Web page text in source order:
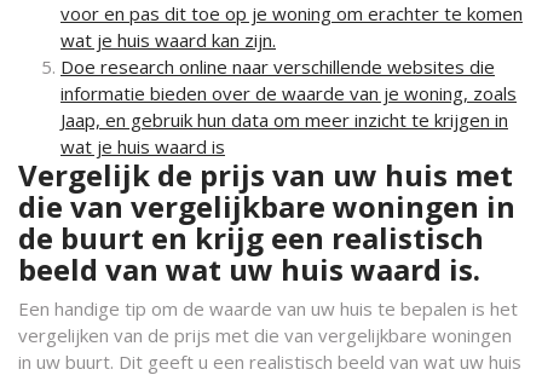
voor en pas dit toe op je woning om erachter te komen
wat je huis waard kan zijn.
Doe research online naar verschillende websites die
informatie bieden over de waarde van je woning, zoals
Jaap, en gebruik hun data om meer inzicht te krijgen in
wat je huis waard is
Vergelijk de prijs van uw huis met
die van vergelijkbare woningen in
de buurt en krijg een realistisch
beeld van wat uw huis waard is.
Een handige tip om de waarde van uw huis te bepalen is het
vergelijken van de prijs met die van vergelijkbare woningen
in uw buurt. Dit geeft u een realistisch beeld van wat uw huis